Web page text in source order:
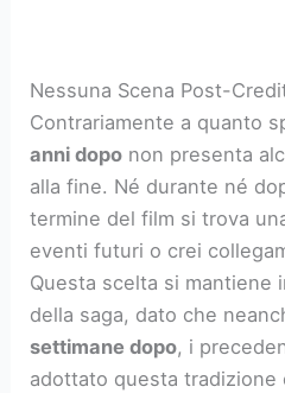
Nessuna Scena Post-
Contrariamente a quanto
anni dopo non presenta
alla fine. Né durante né
termine del film si trova
eventi futuri o crei
Questa scelta si mantiene
della saga, dato che
settimane dopo, i
adottato questa tradizione